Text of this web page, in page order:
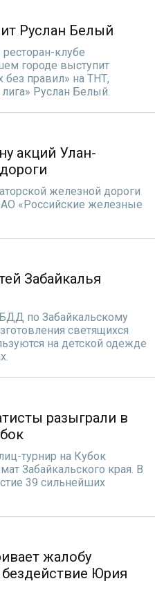
Руслан Белый
клубе
городе выступит
без правил» на ТНТ,
Руслан Белый.
акций Улан-
железной дороги
«Российские железные
Забайкалья
по Забайкальскому
светящихся
на детской одежде
разыграли в
турнир на Кубок
Забайкальского края. В
39 сильнейших
жалобу
Юрия